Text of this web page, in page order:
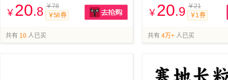
￥ 20.8 ￥78
￥58 券
共有 10 人已买
￥ 20.9 ￥21
￥1 券
共有 4万+ 人已买